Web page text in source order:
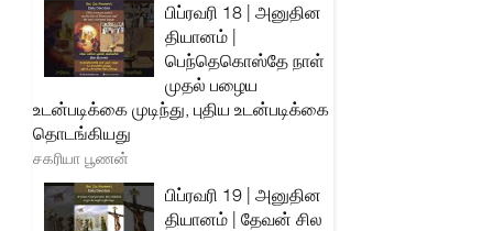
பிப்ரவரி 18 | அனுதின
தியானம் |
பெந்தெகொஸ்தே நாள்
முதல் பழைய
உடன்படிக்கை முடிந்து, புதிய உடன்படிக்கை
தொடங்கியது
சகரியா பூணன்
பிப்ரவரி 19 | அனுதின
தியானம் | தேவன் சில